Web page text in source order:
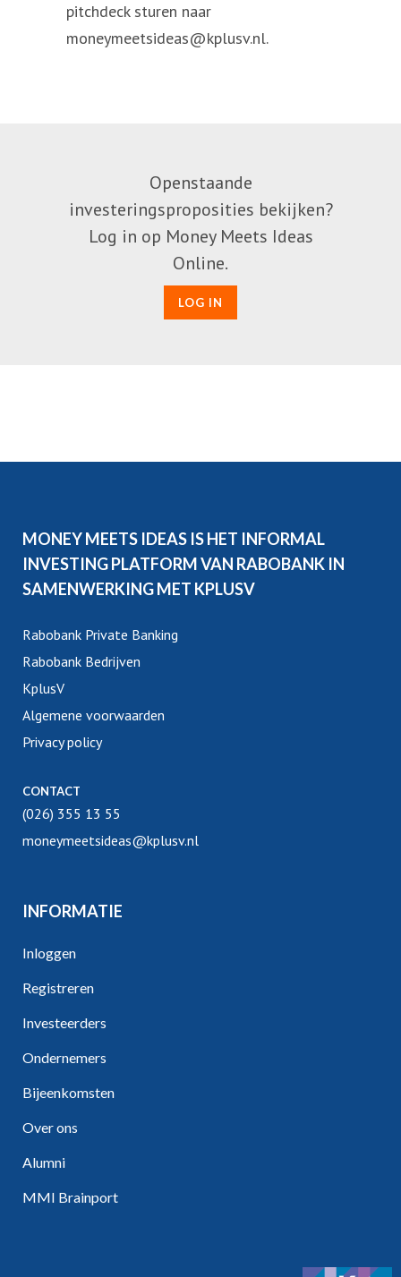
pitchdeck sturen naar
moneymeetsideas@kplusv.nl.
Openstaande
investeringsproposities bekijken?
Log in op Money Meets Ideas
Online.
LOG IN
MONEY MEETS IDEAS IS HET INFORMAL
INVESTING PLATFORM VAN RABOBANK IN
SAMENWERKING MET KPLUSV
Rabobank Private Banking
Rabobank Bedrijven
KplusV
Algemene voorwaarden
Privacy policy
CONTACT
(026) 355 13 55
moneymeetsideas@kplusv.nl
INFORMATIE
Inloggen
Registreren
Investeerders
Ondernemers
Bijeenkomsten
Over ons
Alumni
MMI Brainport